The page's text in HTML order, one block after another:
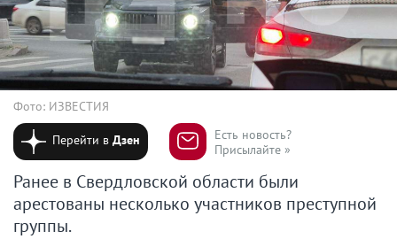
Фото: ИЗВЕСТИЯ
Перейти вДзен
Есть новость?
Присылайте »
Ранее в Свердловской области были
арестованы несколько участников преступной
группы.